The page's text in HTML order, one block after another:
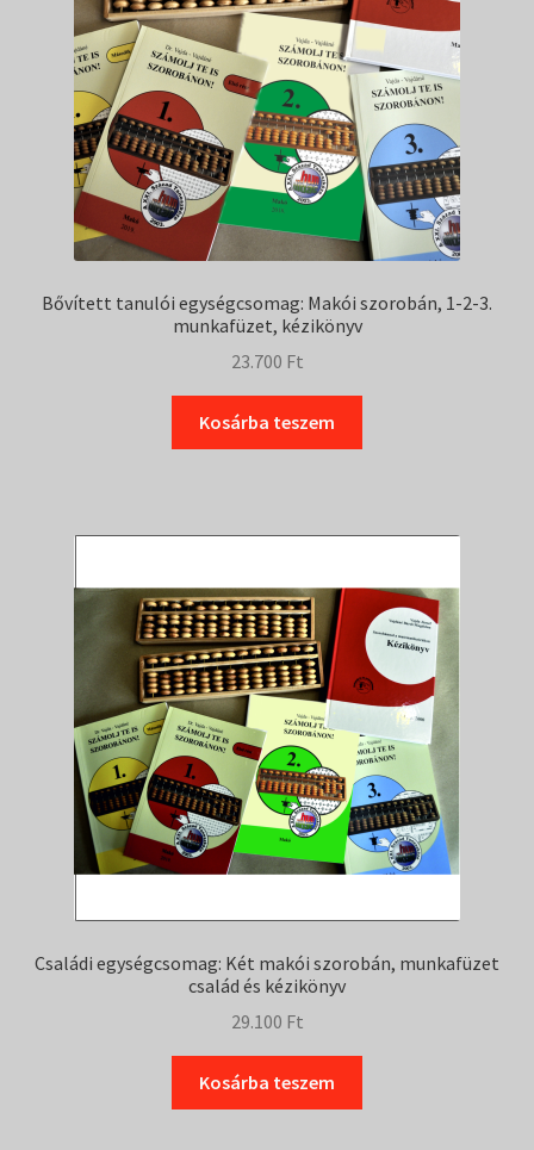
Bővített tanulói egységcsomag: Makói szorobán, 1-2-3.
munkafüzet, kézikönyv
23.700 Ft
Kosárba teszem
Családi egységcsomag: Két makói szorobán, munkafüzet
család és kézikönyv
29.100 Ft
Kosárba teszem